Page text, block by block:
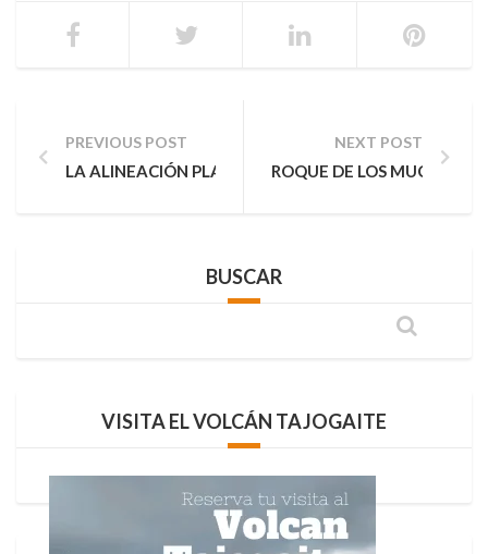
PREVIOUS POST
LA ALINEACIÓN PLANETARIA DE ESTE 28 DE
NEXT POST
ROQUE DE LOS
BUSCAR
VISITA EL VOLCÁN TAJOGAITE